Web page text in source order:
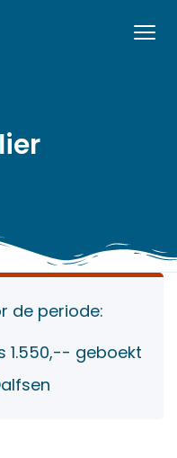
de periode:
1.550,-- geboekt